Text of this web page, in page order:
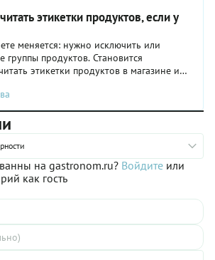
этикетки продуктов, если у
меняется: нужно исключить или
группы продуктов. Становится
этикетки продуктов в магазине и
не съесть что-то не то. Мы
читать этикетки продуктов, если у
на gastronom.ru? Войдите или
как гость